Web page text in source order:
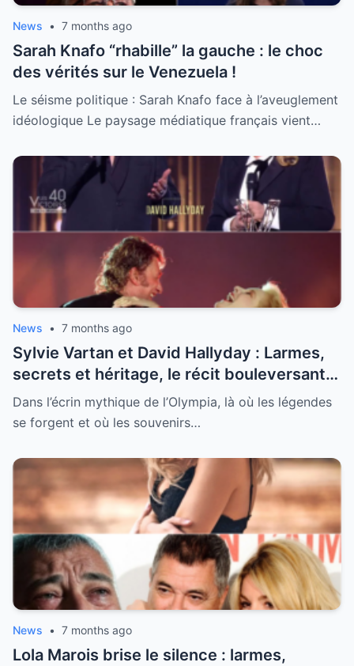
News • 7 months ago
Sarah Knafo “rhabille” la gauche : le choc
des vérités sur le Venezuela !
Le séisme politique : Sarah Knafo face à l’aveuglement
idéologique Le paysage médiatique français vient…
News • 7 months ago
Sylvie Vartan et David Hallyday : Larmes,
secrets et héritage, le récit bouleversant
d’un hommage historique à Johnny à
l’Olympia
Dans l’écrin mythique de l’Olympia, là où les légendes
se forgent et où les souvenirs…
News • 7 months ago
Lola Marois brise le silence : larmes,